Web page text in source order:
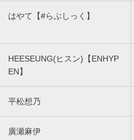
はやて【#らぶしっく】
HEESEUNG(ヒスン)【ENHYP
EN】
平松想乃
廣瀬麻伊